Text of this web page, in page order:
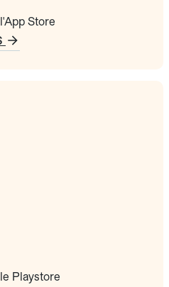
Store
Playstore